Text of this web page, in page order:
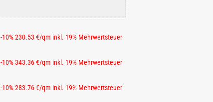
-10% 230.53 €/qm inkl. 19% Mehrwertsteuer
-10% 343.36 €/qm inkl. 19% Mehrwertsteuer
-10% 283.76 €/qm inkl. 19% Mehrwertsteuer